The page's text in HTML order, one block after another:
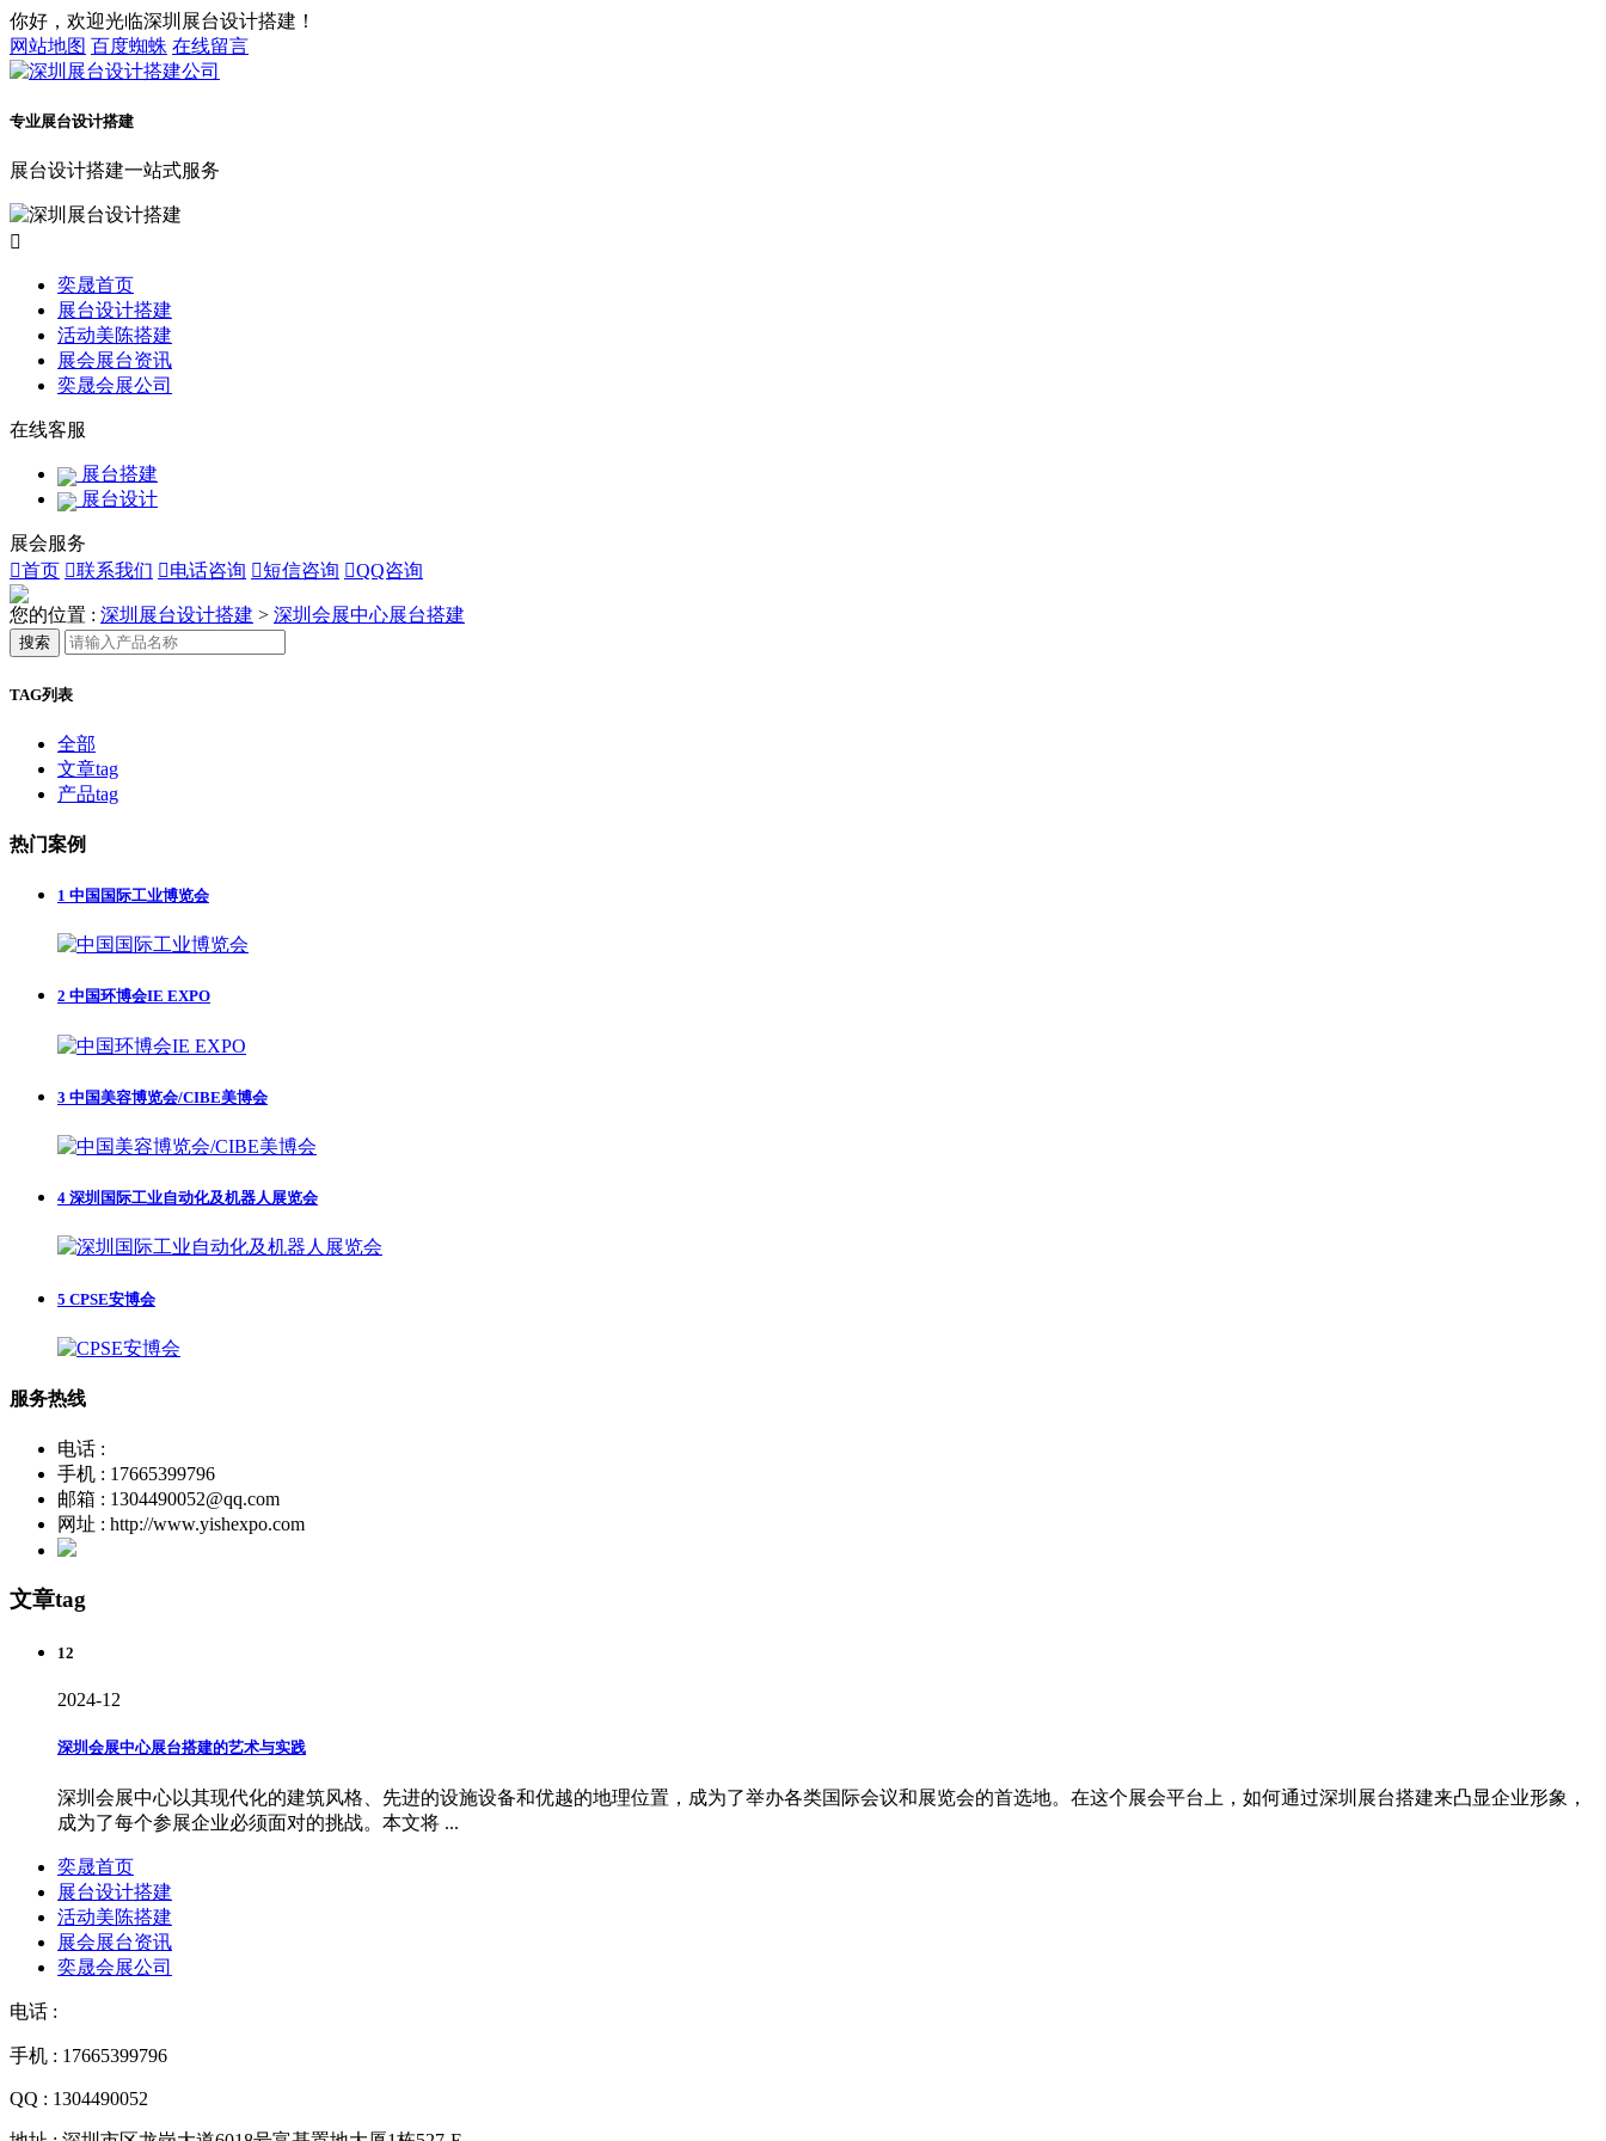
你好，欢迎光临深圳展台设计搭建！
网站地图 百度蜘蛛 在线留言
专业展台设计搭建
展台设计搭建一站式服务

奕晟首页
展台设计搭建
活动美陈搭建
展会展台资讯
奕晟会展公司
在线客服
展台搭建
展台设计
展会服务
首页 联系我们 电话咨询 短信咨询 QQ咨询
您的位置 : 深圳展台设计搭建 > 深圳会展中心展台搭建
搜索
TAG列表
全部
文章tag
产品tag
热门案例
1 中国国际工业博览会
2 中国环博会IE EXPO
3 中国美容博览会/CIBE美博会
4 深圳国际工业自动化及机器人展览会
5 CPSE安博会
服务热线
电话 :
手机 : 17665399796
邮箱 : 1304490052@qq.com
网址 : http://www.yishexpo.com
文章tag
12
2024-12
深圳会展中心展台搭建的艺术与实践
深圳会展中心以其现代化的建筑风格、先进的设施设备和优越的地理位置，成为了举办各类国际会议和展览会的首选地。在这个展会平台上，如何通过深圳展台搭建来凸显企业形象，
成为了每个参展企业必须面对的挑战。本文将 ...
奕晟首页
展台设计搭建
活动美陈搭建
展会展台资讯
奕晟会展公司
电话 :
手机 : 17665399796
QQ : 1304490052